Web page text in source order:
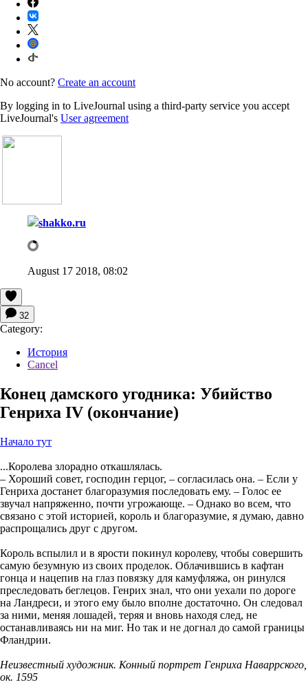
No account? Create an account
By logging in to LiveJournal using a third-party service you accept
LiveJournal's User agreement
shakko.ru
August 17 2018, 08:02
32
Category:
История
Cancel
Конец дамского угодника: Убийство
Генриха IV (окончание)
Начало тут
...Королева злорадно откашлялась.
– Хороший совет, господин герцог, – согласилась она. – Если у
Генриха достанет благоразумия последовать ему. – Голос ее
звучал напряженно, почти угрожающе. – Однако во всем, что
связано с этой историей, король и благоразумие, я думаю, давно
распрощались друг с другом.
Король вспылил и в ярости покинул королеву, чтобы совершить
самую безумную из своих проделок. Облачившись в кафтан
гонца и нацепив на глаз повязку для камуфляжа, он ринулся
преследовать беглецов. Генрих знал, что они уехали по дороге
на Ландреси, и этого ему было вполне достаточно. Он следовал
за ними, меняя лошадей, теряя и вновь находя след, не
останавливаясь ни на миг. Но так и не догнал до самой границы
Фландрии.
Неизвестный художник. Конный портрет Генриха Наваррского,
ок. 1595